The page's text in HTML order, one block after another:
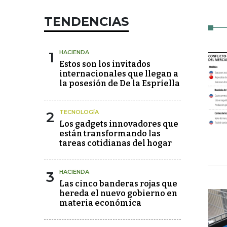
TENDENCIAS
1 HACIENDA
Estos son los invitados
internacionales que llegan a
la posesión de De la Espriella
2 TECNOLOGÍA
Los gadgets innovadores que
están transformando las
tareas cotidianas del hogar
3 HACIENDA
Las cinco banderas rojas que
hereda el nuevo gobierno en
materia económica